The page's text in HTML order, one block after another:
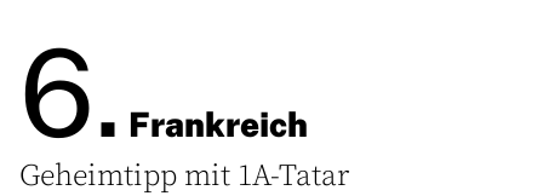
6. Frankreich
Geheimtipp mit 1A-Tatar